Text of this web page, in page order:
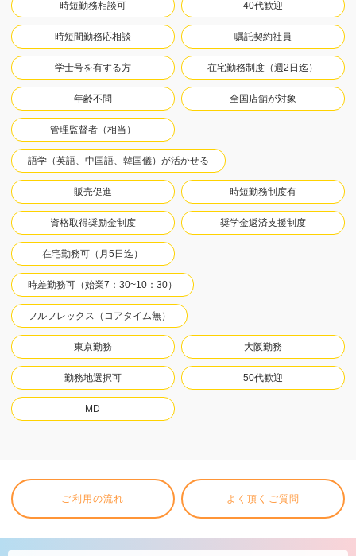
時短勤務相談可 40代歓迎
時短間勤務応相談 嘱託契約社員
学士号を有する方 在宅勤務制度（週2日迄）
年齢不問 全国店舗が対象
管理監督者（相当）
語学（英語、中国語、韓国儀）が活かせる
販売促進 時短勤務制度有
資格取得奨励金制度 奨学金返済支援制度
在宅勤務可（月5日迄）
時差勤務可（始業7：30~10：30）
フルフレックス（コアタイム無）
東京勤務 大阪勤務
勤務地選択可 50代歓迎
MD
ご利用の流れ よく頂くご質問